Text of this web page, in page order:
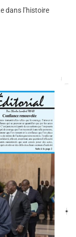
dans l’histoire